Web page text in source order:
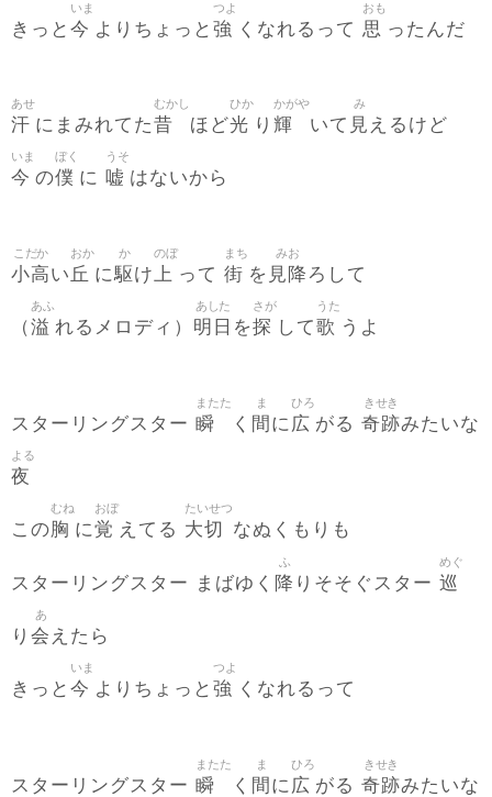
きっと 今
いま
よりちょっと 強
つよ
くなれるって 思
おも
ったんだ
汗
あせ
にまみれてた昔
むかし
ほど光
ひか
り 輝
かがや
いて 見
み
えるけど
今
いま
の僕
ぼく
に 嘘
うそ
はないから
小高
こだか
い 丘
おか
に駆
か
け上
のぼ
って 街
まち
を 見降
みお
ろして
（溢
あふ
れるメロディ） 明日
あした
を探
さが
して歌
うた
うよ
スターリングスター 瞬
またた
く 間
ま
に 広
ひろ
がる 奇跡
きせき
みたいな
夜
よる
この胸
むね
に覚
おぼ
えてる 大切
たいせつ
なぬくもりも
スターリングスター まばゆく 降
ふ
りそそぐスター 巡
めぐ
り 会
あ
えたら
きっと 今
いま
よりちょっと 強
つよ
くなれるって
スターリングスター 瞬
またた
く 間
ま
に 広
ひろ
がる 奇跡
きせき
みたいな